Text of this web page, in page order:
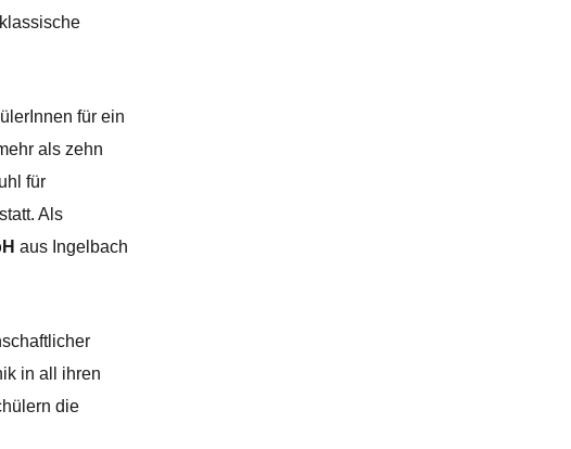
für ein
als zehn
für
Als
aus Ingelbach
in all ihren
die